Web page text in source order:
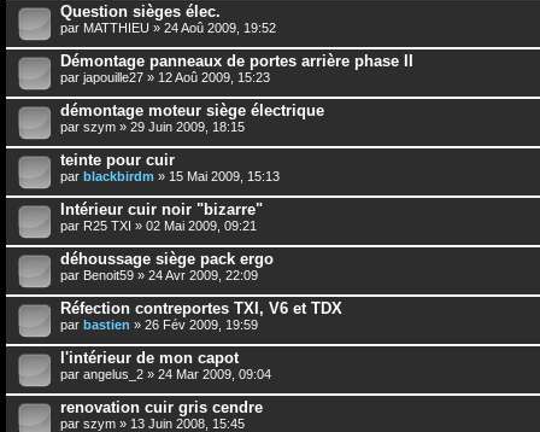
Question sièges élec.
par MATTHIEU » 24 Aoû 2009, 19:52
Démontage panneaux de portes arrière phase II
par japouille27 » 12 Aoû 2009, 15:23
démontage moteur siège électrique
par szym » 29 Juin 2009, 18:15
teinte pour cuir
par blackbirdm » 15 Mai 2009, 15:13
Intérieur cuir noir "bizarre"
par R25 TXI » 02 Mai 2009, 09:21
déhoussage siège pack ergo
par Benoit59 » 24 Avr 2009, 22:09
Réfection contreportes TXI, V6 et TDX
par bastien » 26 Fév 2009, 19:59
l'intérieur de mon capot
par angelus_2 » 24 Mar 2009, 09:04
renovation cuir gris cendre
par szym » 13 Juin 2008, 15:45